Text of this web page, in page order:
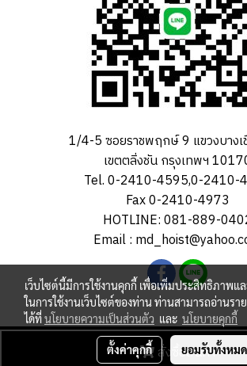
สั่งซื้อสินค้า
1/4-5 ซอยราชพฤกษ์ 9 แขวงบาง
เขตตลิ่งชัน กรุงเทพฯ
Tel. 0-2410-4595,0-2410-
Fax 0-2410-4973
HOTLINE: 081-889-
Email :
สงวนลิขสิทธิ์ MD - Hoist Co.,Ltd © 2023 All
เว็บไซต์นี้มีการใช้งานคุกกี้ เพื่อเพิ่มประสิทธิภาพ
ในการใช้งานเว็บไซต์ของท่าน ท่านสามารถอ่านรา
ได้ที่นโยบายความเป็นส่วนตัว และ นโยบายคุกกี้
ตั้งค่าคุกกี้ ยอมรับทั้งหมด